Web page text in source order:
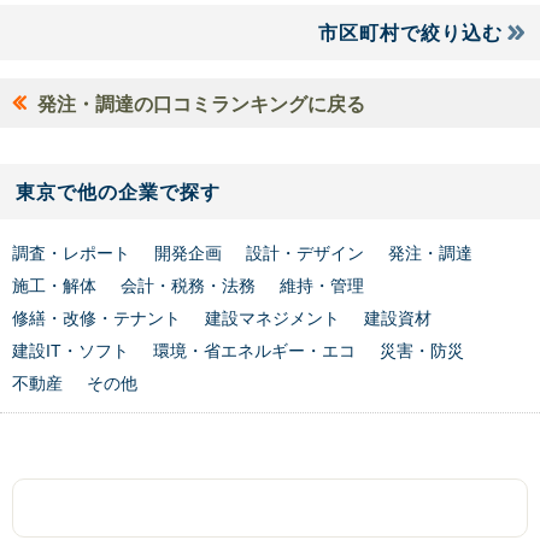
市区町村で絞り込む
発注・調達の口コミランキングに戻る
東京で他の企業で探す
調査・レポート 開発企画 設計・デザイン
発注・調達
施工・解体
会計・税務・法務
維持・管理
修繕・改修・テナント
建設マネジメント
建設資材
建設IT・ソフト
環境・省エネルギー・エコ
災害・防災
不動産
その他